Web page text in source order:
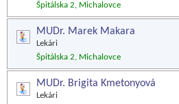
Špitálska 2, Michalovce
MUDr. Marek Makara
Lekári
Špitálska 2, Michalovce
MUDr. Brigita Kmetonyová
Lekári